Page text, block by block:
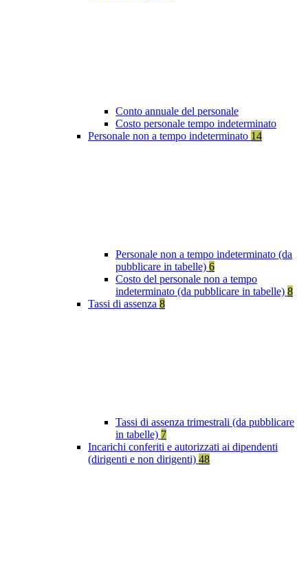
Conto annuale del personale
Costo personale tempo indeterminato
Personale non a tempo indeterminato 14
Personale non a tempo indeterminato (da
pubblicare in tabelle) 6
Costo del personale non a tempo
indeterminato (da pubblicare in tabelle) 8
Tassi di assenza 8
Tassi di assenza trimestrali (da pubblicare
in tabelle) 7
Incarichi conferiti e autorizzati ai dipendenti
(dirigenti e non dirigenti) 48